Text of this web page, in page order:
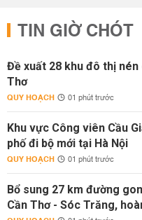
TIN GIỜ CHÓT
Đề xuất 28 khu đô thị
Thơ
QUY HOẠCH 01 phút trước
Khu vực Công viên Cầu
phố đi bộ mới tại Hà Nội
QUY HOẠCH 01 phút trước
Bổ sung 27 km đường
Cần Thơ - Sóc Trăng,